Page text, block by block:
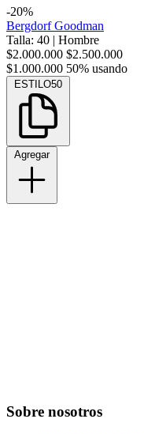
-20%
Bergdorf Goodman
Talla: 40 | Hombre
$2.000.000 $2.500.000
$1.000.000 50% usando
ESTILO50
Agregar
Sobre nosotros